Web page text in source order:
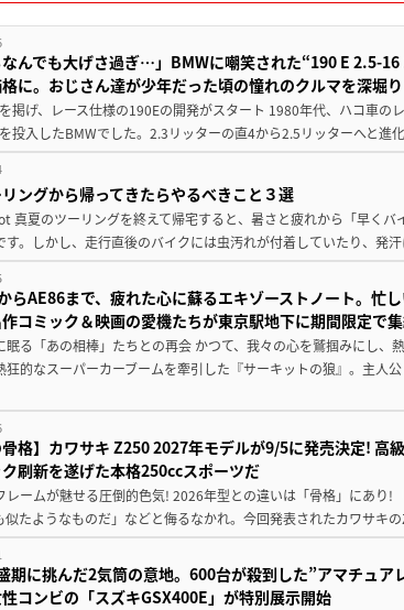
なんでも大げさ過ぎ…」BMWに嘲笑された“190 E 2.5-
に。おじさん達が少年だった頃の憧れのクルマを深堀り
掲げ、レース仕様の190Eの開発がスタート 1980年代、ハコ車の
投入したBMWでした。2.3リッターの直4から2.5リッターへと進
ングから帰ってきたらやるべきこと３選
真夏のツーリングを終えて帰宅すると、暑さと疲れから「早くバ
す。しかし、走行直後のバイクには虫汚れが付着していたり、発
らAE86まで、疲れた心に蘇るエキゾーストノート。忙
コミック＆映画の愛機たちが東京駅地下に期間限定で集
眠る「あの相棒」たちとの再会 かつて、我々の心を鷲掴みにし、
狂的なスーパーカーブームを牽引した『サーキットの狼』。主人
骨格】カワサキ Z250 2027年モデルが9/5に発売決定! 高
刷新を遂げた本格250ccスポーツだ
レームが魅せる圧倒的色気! 2026年型との違いは「骨格」にあり!
似たようなものだ」などと侮るなかれ。今回発表されたカワサキ
期に挑んだ2気筒の意地。600台が殺到した”アマチュア
コンビの「スズキGSX400E」が特別展示開始